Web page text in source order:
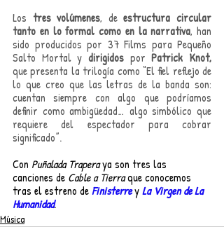
Los tres volúmenes, de estructura circular
tanto en lo formal como en la narrativa, han
sido producidos por 37 Films para Pequeño
Salto Mortal y dirigidos por
que presenta la trilogía como “El fiel reflejo de
lo que creo que las letras de la banda son:
cuentan siempre con algo que podríamos
definir como ambigüedad… algo simbólico que
requiere del espectador para cobrar
significado”.
Con Puñalada Trapera ya son tres las
canciones de Cable a Tierra que conocemos
tras el estreno de Finisterrey La Virgen de La
Humanidad.
Música